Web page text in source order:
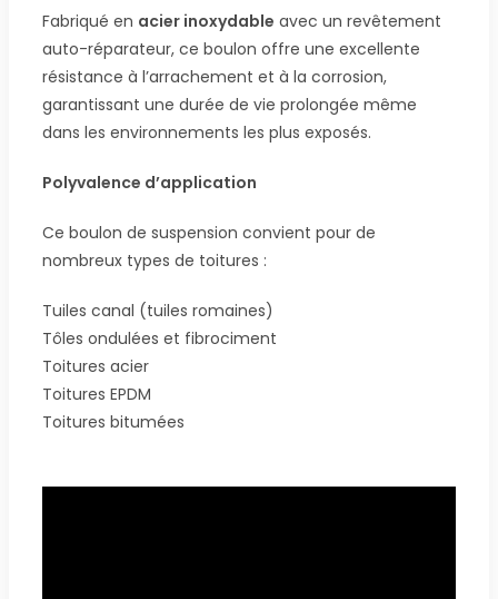
Fabriqué en acier inoxydable avec un revêtement
auto-réparateur, ce boulon offre une excellente
résistance à l’arrachement et à la corrosion,
garantissant une durée de vie prolongée même
dans les environnements les plus exposés.
Polyvalence d’application
Ce boulon de suspension convient pour de
nombreux types de toitures :
Tuiles canal (tuiles romaines)
Tôles ondulées et fibrociment
Toitures acier
Toitures EPDM
Toitures bitumées